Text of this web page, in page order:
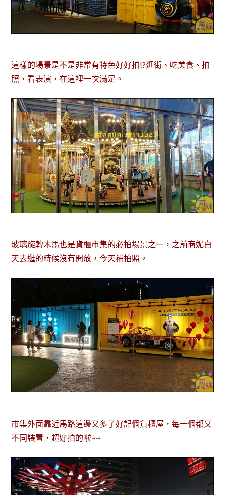
這樣的場景是不是非常有特色好好拍!?逛街、吃美食、拍
照，看表演，在這裡一次滿足。
玻璃旋轉木馬也是貨櫃市集的必拍場景之一，之前商妮白
天去逛的時候沒有開放，今天補拍照。
市集外面靠近馬路這邊又多了好記個貨櫃屋，每一個都又
不同裝置，超好拍的啦~~